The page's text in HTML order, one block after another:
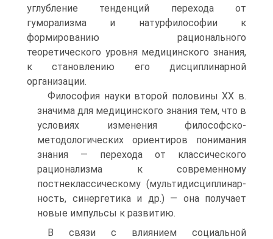
углубление тенденций перехода от
гуморализма и натурфилософии к
формированию рационального
теоретического уровня медицинского знания,
к становлению его дисциплинарной
организации.
Философия науки второй половины XX в.
значима для медицинского знания тем, что в
условиях изменения философско-
методологических ориентиров понимания
знания — перехода от классического
рационализма к современному
постнеклассическому (мультидисциплинар-
ность, синергетика и др.) — она получает
новые импульсы к развитию.
В связи с влиянием социальной